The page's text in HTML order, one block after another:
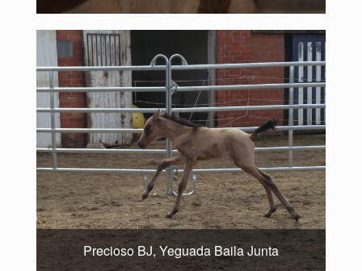
Precioso BJ, Yeguada Baila Junta